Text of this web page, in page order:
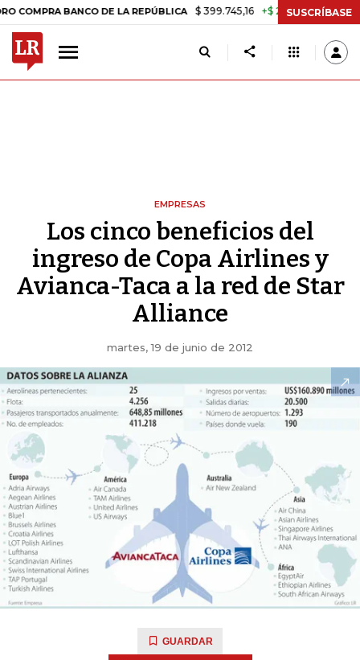
BANCO DE LA REPÚBLICA $ 399.745,16 +$ 2.295,71 +0,58%
SUSCRÍBASE
EMPRESAS
Los cinco beneficios del
ingreso de Copa Airlines y
Avianca-Taca a la red de Star
Alliance
martes, 19 de junio de 2012
GUARDAR